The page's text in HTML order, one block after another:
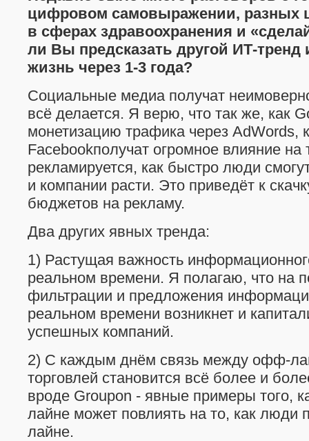
цифровом самовыражении, разных
в сферах здравоохранения и
ли Вы предсказать другой ИТ-тренд
жизнь через 1-3 года?
Социальные медиа получат
всё делается. Я верю, что так же, как
монетизацию трафика через AdWords,
Facebookполучат огромное влияние на
рекламируется, как быстро люди
и компании расти. Это приведёт к
бюджетов на рекламу.
Два других явных тренда:
1) Растущая важность
реальном времени. Я полагаю, что на
фильтрации и предложения
реальном времени возникнет и
успешных компаний.
2) С каждым днём связь между офф-
торговлей становится всё более и
вроде Groupon - явные примеры того,
лайне может повлиять на то, как люди
лайне.